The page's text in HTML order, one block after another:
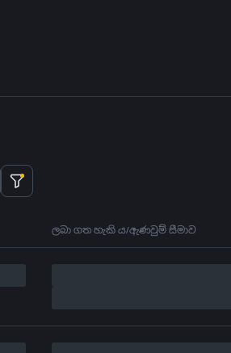
ලබා ගත හැකි ය/ඇණවුම් සීමාව